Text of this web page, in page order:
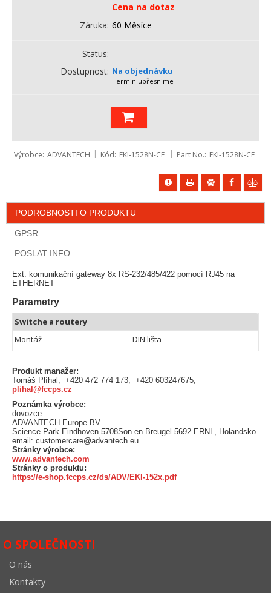
Cena na dotaz
Záruka 60 Měsíce
Status
Dostupnost Na objednávku
Termín upřesníme
Výrobce ADVANTECH Kód EKI-1528N-CE Part No. EKI-1528N-CE
PODROBNOSTI O PRODUKTU
GPSR
POSLAT INFO
Ext. komunikační gateway 8x RS-232/485/422 pomocí RJ45 na
ETHERNET
Parametry
Switche a routery
Montáž
DIN lišta
Produkt manažer:
Tomáš Plíhal, +420 472 774 173, +420 603247675,
plihal@fccps.cz
Poznámka výrobce:
dovozce:
ADVANTECH Europe BV
Science Park Eindhoven 5708Son en Breugel 5692 ERNL, Holandsko
email: customercare@advantech.eu
Stránky výrobce:
www.advantech.com
Stránky o produktu:
https://e-shop.fccps.cz/ds/ADV/EKI-152x.pdf
O SPOLEČNOSTI
O nás
Kontakty